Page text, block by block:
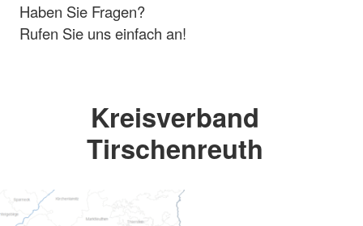
Haben Sie Fragen?
Rufen Sie uns einfach an!
Kreisverband
Tirschenreuth